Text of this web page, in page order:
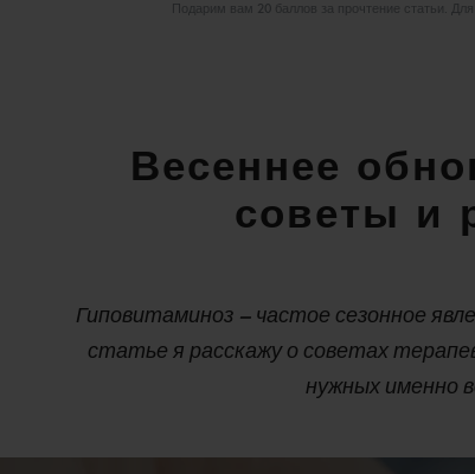
Подарим вам 20 баллов за прочтение статьи.
Весеннее
советы и
Гиповитаминоз – частое сезонное
статье я расскажу о советах
нужных именно